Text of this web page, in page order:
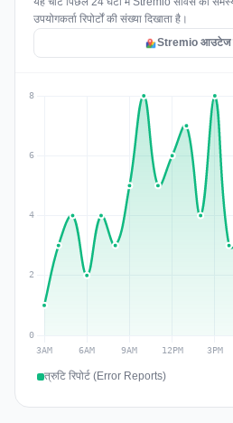
उपयोगकर्ता रिपोर्टों की संख्या दिखाता है।
Stremio आउटेज
त्रुटि रिपोर्ट (Error Reports)